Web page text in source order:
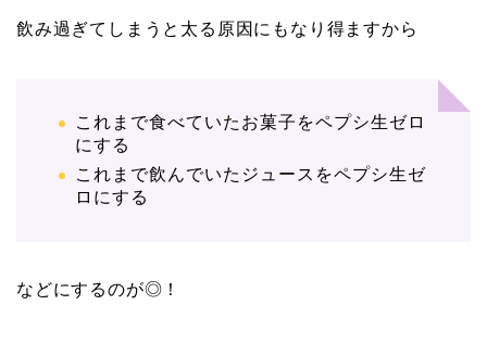
飲み過ぎてしまうと太る原因にもなり得ますから
これまで食べていたお菓子をペプシ生ゼロ
にする
これまで飲んでいたジュースをペプシ生ゼ
ロにする
などにするのが◎！